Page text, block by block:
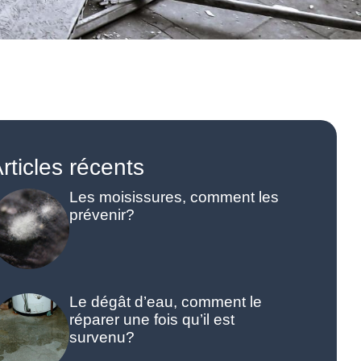
récents
Les moisissures, comment les
prévenir?
Le dégât d’eau, comment le
réparer une fois qu’il est
survenu?